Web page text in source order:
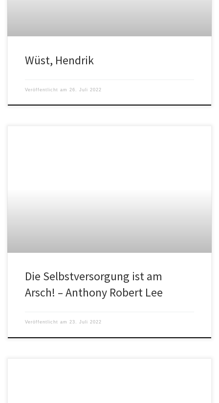
Wüst, Hendrik
Veröffentlicht am 26. Juli 2022
Die Selbstversorgung ist am
Arsch! – Anthony Robert Lee
Veröffentlicht am 23. Juli 2022